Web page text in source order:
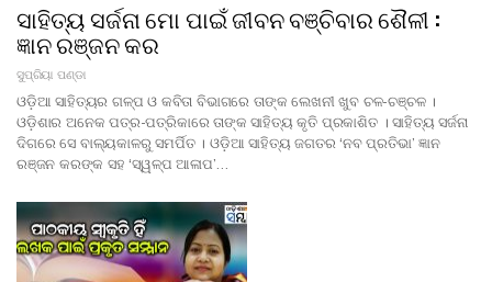
ସାହିତ୍ୟ ସର୍ଜନା ମୋ ପାଇଁ ଜୀବନ ବଞ୍ଚିବାର ଶୈଳୀ :
ଜ୍ଞାନ ରଞ୍ଜନ କର
ସୁପ୍ରିୟା ପଣ୍ଡା
ଓଡ଼ିଆ ସାହିତ୍ୟର ଗଳ୍ପ ଓ କବିତା ବିଭାଗରେ ତାଙ୍କ ଲେଖନୀ ଖୁବ ଚଳ-ଚଞ୍ଚଳ ।
ଓଡ଼ିଶାର ଅନେକ ପତ୍ର-ପତ୍ରିକାରେ ତାଙ୍କ ସାହିତ୍ୟ କୃତି ପ୍ରକାଶିତ । ସାହିତ୍ୟ ସର୍ଜନା
ଦିଗରେ ସେ ବାଲ୍ୟକାଳରୁ ସମର୍ପିତ । ଓଡ଼ିଆ ସାହିତ୍ୟ ଜଗତର ‘ନବ ପ୍ରତିଭା’ ଜ୍ଞାନ
ରଞ୍ଜନ କରଙ୍କ ସହ ‘ସ୍ୱଳ୍ପ ଆଳାପ’…